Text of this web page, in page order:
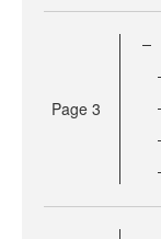
Page 3